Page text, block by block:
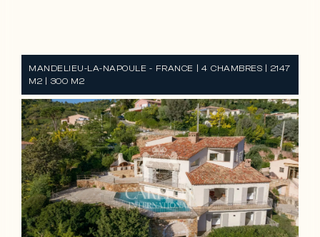
MANDELIEU-LA-NAPOULE - FRANCE | 4 CHAMBRES | 2147
M2 | 300 M2